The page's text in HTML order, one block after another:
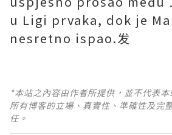
u Ligi prvaka, dok je
nesretno ispao.发
*本站之內容由作者所提供，並不代表
所有博客的立場、真實性、準確性及完
任。